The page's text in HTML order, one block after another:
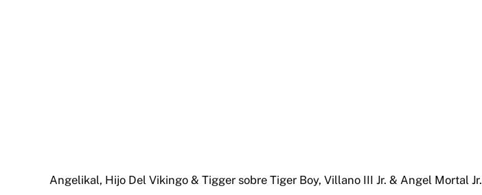
Angelikal, Hijo Del Vikingo & Tigger sobre Tiger Boy, Villano III Jr. & Angel Mortal Jr.